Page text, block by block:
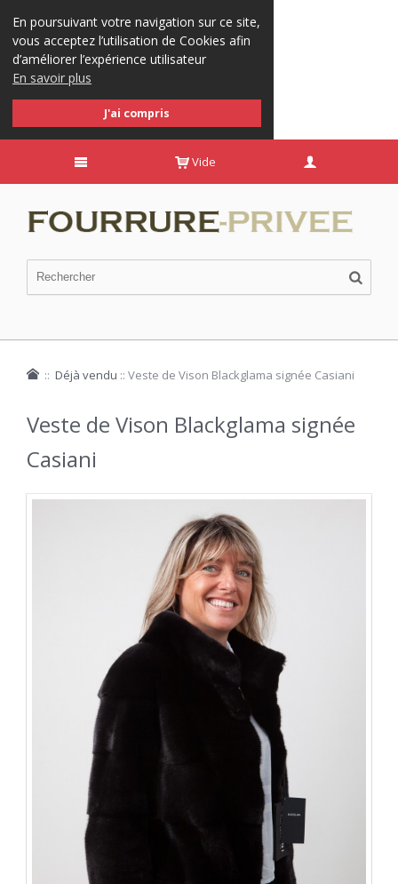
En poursuivant votre navigation sur ce site,
vous acceptez l’utilisation de Cookies afin
d’améliorer l’expérience utilisateur
En savoir plus
J'ai compris
Vide
:: Déjà vendu :: Veste de Vison Blackglama signée Casiani
Veste de Vison Blackglama signée
Casiani